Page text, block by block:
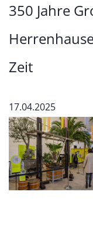
350 Jahre
Zeit
17.04.2025